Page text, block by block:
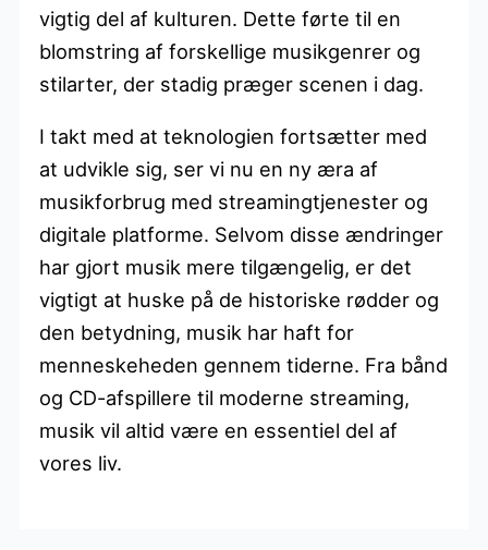
vigtig del af kulturen. Dette førte til en
blomstring af forskellige musikgenrer og
stilarter, der stadig præger scenen i dag.
I takt med at teknologien fortsætter med
at udvikle sig, ser vi nu en ny æra af
musikforbrug med streamingtjenester og
digitale platforme. Selvom disse ændringer
har gjort musik mere tilgængelig, er det
vigtigt at huske på de historiske rødder og
den betydning, musik har haft for
menneskeheden gennem tiderne. Fra bånd
og CD-afspillere til moderne streaming,
musik vil altid være en essentiel del af
vores liv.